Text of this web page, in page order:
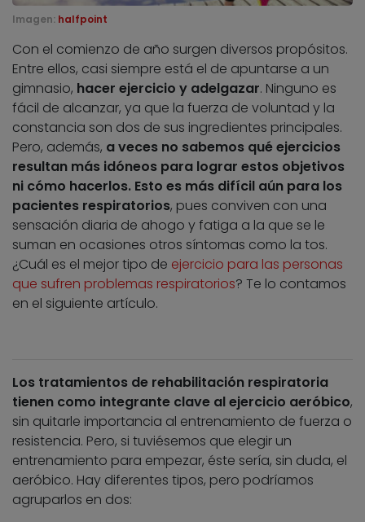
Imagen: halfpoint
Con el comienzo de año surgen diversos propósitos.
Entre ellos, casi siempre está el de apuntarse a un
gimnasio, hacer ejercicio y adelgazar. Ninguno es
fácil de alcanzar, ya que la fuerza de voluntad y la
constancia son dos de sus ingredientes principales.
Pero, además, a veces no sabemos qué ejercicios
resultan más idóneos para lograr estos objetivos
ni cómo hacerlos. Esto es más difícil aún para los
pacientes respiratorios, pues conviven con una
sensación diaria de ahogo y fatiga a la que se le
suman en ocasiones otros síntomas como la tos.
¿Cuál es el mejor tipo de ejercicio para las personas
que sufren problemas respiratorios? Te lo contamos
en el siguiente artículo.
Los tratamientos de rehabilitación respiratoria
tienen como integrante clave al ejercicio aeróbico,
sin quitarle importancia al entrenamiento de fuerza o
resistencia. Pero, si tuviésemos que elegir un
entrenamiento para empezar, éste sería, sin duda, el
aeróbico. Hay diferentes tipos, pero podríamos
agruparlos en dos: